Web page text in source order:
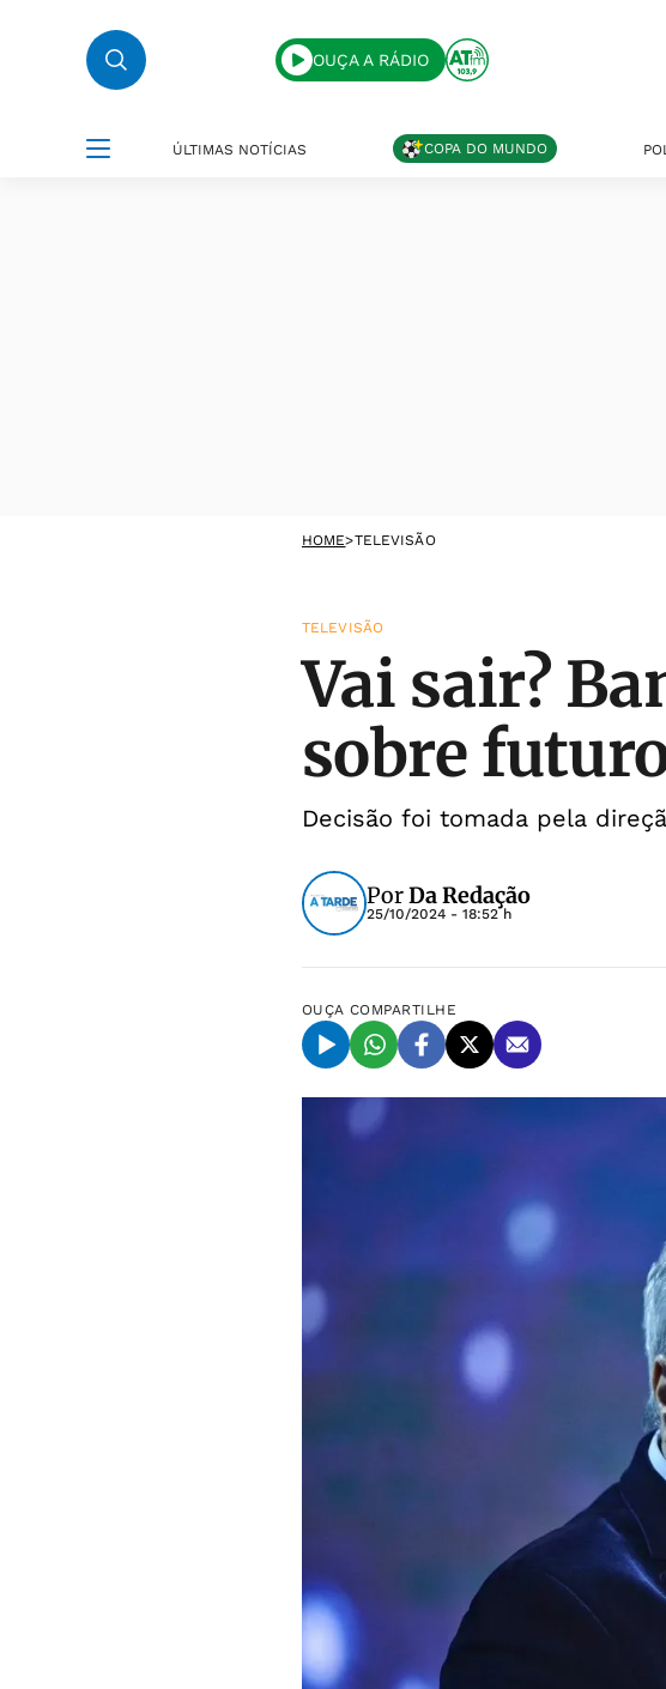
OUÇA A RÁDIO
ÚLTIMAS NOTÍCIAS COPA DO MUNDO
HOME>TELEVISÃO
TELEVISÃO
Vai sair?
sobre
Decisão foi tomada pela
PorDa Redação
25/10/2024 - 18:52 h
OUÇA COMPARTILHE